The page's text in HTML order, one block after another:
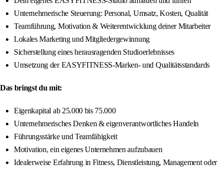
Unternehmerische Steuerung: Personal, Umsatz, Kosten, Qualität
Teamführung, Motivation & Weiterentwicklung deiner Mitarbeiter
Lokales Marketing und Mitgliedergewinnung
Sicherstellung eines herausragenden Studioerlebnisses
Umsetzung der EASYFITNESS-Marken- und Qualitätsstandards
Das bringst du mit:
Eigenkapital ab 25.000 bis 75.000
Unternehmerisches Denken & eigenverantwortliches Handeln
Führungsstärke und Teamfähigkeit
Motivation, ein eigenes Unternehmen aufzubauen
Idealerweise Erfahrung in Fitness, Dienstleistung, Management oder